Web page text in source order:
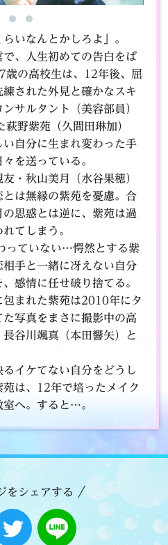
いなんとかしろよ」。
、人生初めての告白をば
歳の高校生は、12年後、屈
された外見と確かなスキ
サルタント（美容部員）
野紫苑（久間田琳加）
自分に生まれ変わった手
を送っている。
・秋山美月（水谷果穂）
は無縁の紫苑を憂慮。合
思惑とは逆に、紫苑は過
てしまう。
っていない…愕然とする紫
手と一緒に冴えない自分
感情に任せ破り捨てる。
包まれた紫苑は2010年にタ
写真をまさに撮影中の高
谷川颯真（本田響矢）と
イケてない自分をどうし
は、12年で培ったメイク
へ。すると…。
をシェアする